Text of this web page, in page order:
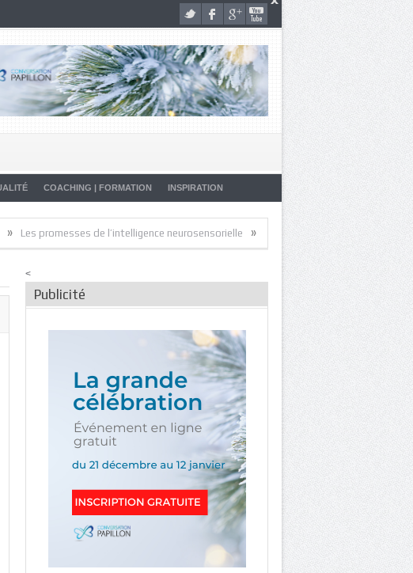
COACHING | FORMATION INSPIRATION
promesses de l’intelligence neurosensorielle » Artistes de la Vie » Malade…
<
Publicité